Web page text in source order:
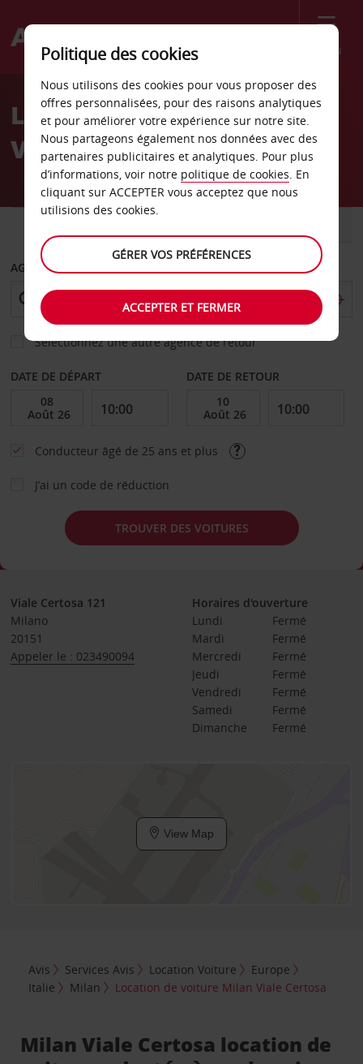
Menu
Welcome
AvisLocation de voiture Milan
Viale Certosa
AGENCE DE DÉPART
Sélectionnez une autre agence de retour
DATE DE DÉPART DATE DE RETOUR
Conducteur âgé de 25 ans et plus
J’ai un code de réduction
TROUVER DES VOITURES
Viale Certosa 121
Milano
20151
Appeler le : 023490094
Horaires d'ouverture
Lundi
Fermé
Mardi
Fermé
Mercredi
Fermé
Jeudi
Fermé
Vendredi
Fermé
Samedi
Fermé
Dimanche
Fermé
View Map
Avis Services Avis Location Voiture
Europe
Italie
Milan Location de voiture Milan Viale Certosa
Milan Viale Certosa location de
Politique des cookies
Nous utilisons des cookies pour vous proposer des
offres personnalisées, pour des raisons analytiques
et pour améliorer votre expérience sur notre site.
Nous partageons également nos données avec des
partenaires publicitaires et analytiques. Pour plus
d’informations, voir notre politique de cookies. En
cliquant sur ACCEPTER vous acceptez que nous
utilisions des cookies.
GÉRER VOS PRÉFÉRENCES
ACCEPTER ET FERMER